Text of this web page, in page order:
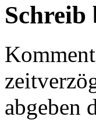
Schreib
abgeben